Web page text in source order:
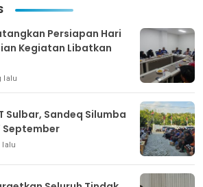
Persiapan Hari
Kegiatan Libatkan
lalu
Sulbar, Sandeq Silumba
September
lalu